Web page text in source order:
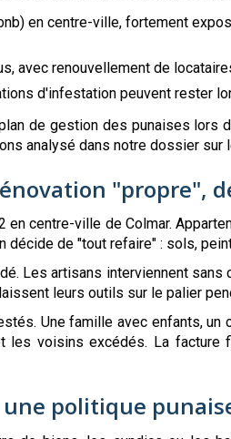
en centre-ville, fortement
avec renouvellement de
d'infestation peuvent rester
de gestion des punaises lors
analysé dans notre dossier sur
"propre",
en centre-ville de Colmar.
décide de "tout refaire" : sols,
Les artisans interviennent
leurs outils sur le palier
Une famille avec enfants,
les voisins excédés. La
politique